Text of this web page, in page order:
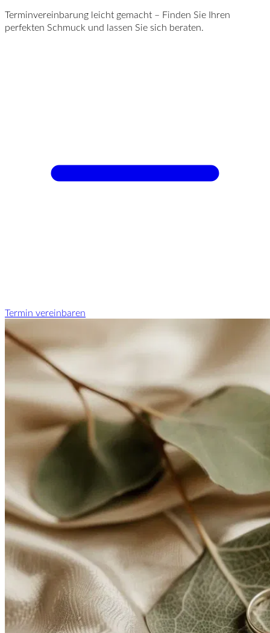
Terminvereinbarung leicht gemacht – Finden Sie Ihren
perfekten Schmuck und lassen Sie sich beraten.
Termin vereinbaren